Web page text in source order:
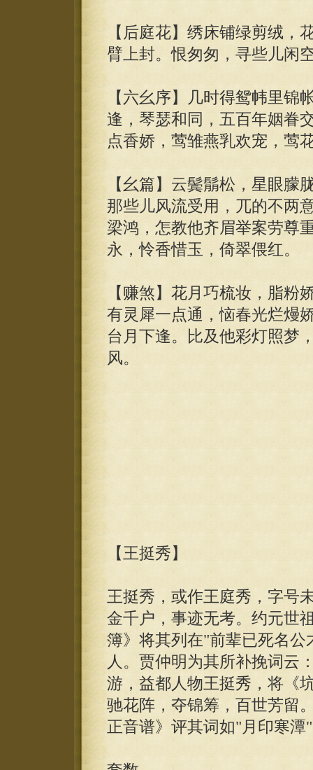
【后庭花】绣床铺绿剪绒，
臂上封。恨匆匆，寻些儿闲
【六幺序】几时得鸳帏里锦
逢，琴瑟和同，五百年姻眷
点香娇，莺雏燕乳欢宠，莺
【幺篇】云鬓鬅松，星眼朦
那些儿风流受用，兀的不两
梁鸿，怎教他齐眉举案劳尊
永，怜香惜玉，倚翠偎红。
【赚煞】花月巧梳妆，脂粉
有灵犀一点通，恼春光烂熳
台月下逢。比及他彩灯照梦
风。
【王挺秀】
王挺秀，或作王庭秀，字号
金千户，事迹无考。约元世
簿》将其列在"前辈已死名
人。贾仲明为其所补挽词云
游，益都人物王挺秀，将《
驰花阵，夺锦筹，百世芳留
正音谱》评其词如"月印寒潭